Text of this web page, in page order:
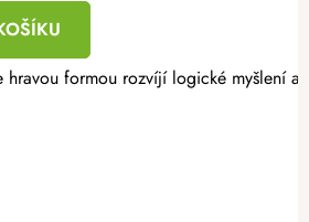
hravou formou rozvíjí logické myšlení